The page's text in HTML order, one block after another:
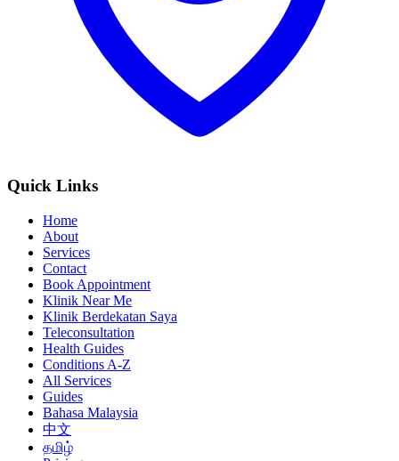
Quick Links
Home
About
Services
Contact
Book Appointment
Klinik Near Me
Klinik Berdekatan Saya
Teleconsultation
Health Guides
Conditions A-Z
All Services
Guides
Bahasa Malaysia
中文
தமிழ்